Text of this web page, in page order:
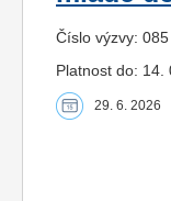
Číslo výzvy: 085
Platnost do: 14.
29. 6. 2026